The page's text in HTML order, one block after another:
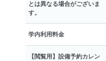
とは異なる場合がございま
す。
学内利用料金
【閲覧用】設備予約カレン